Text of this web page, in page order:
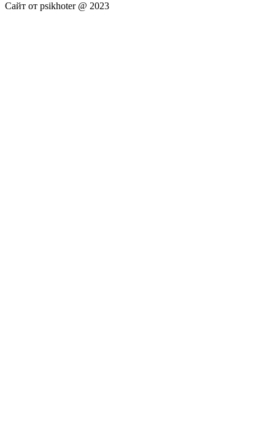
Сайт от psikhoter @ 2023